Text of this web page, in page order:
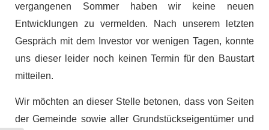
vergangenen Sommer haben wir keine neuen
Entwicklungen zu vermelden. Nach unserem letzten
Gespräch mit dem Investor vor wenigen Tagen, konnte
uns dieser leider noch keinen Termin für den Baustart
mitteilen.
Wir möchten an dieser Stelle betonen, dass von Seiten
der Gemeinde sowie aller Grundstückseigentümer und